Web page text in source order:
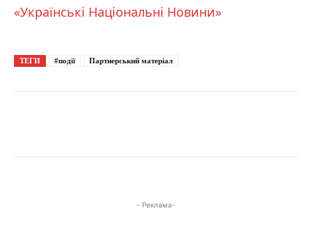
«Українські Національні Новини»
ТЕГИ #події Партнерський матеріал
- Реклама-